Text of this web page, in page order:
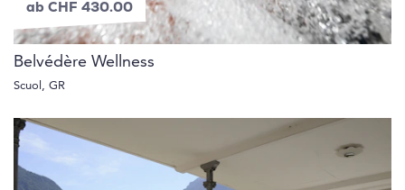
ab CHF 430.00
Belvédère Wellness
Scuol, GR